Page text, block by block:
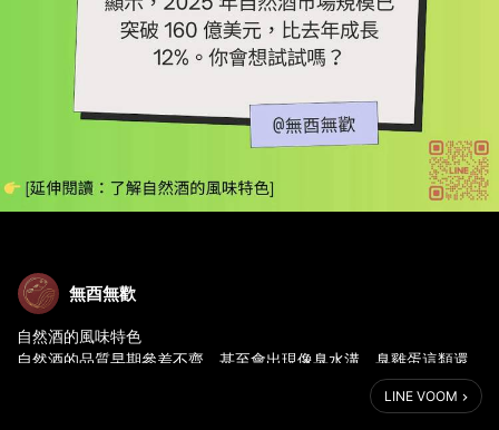
無酉無歡
自然酒的風味特色
自然酒的品質早期參差不齊，甚至會出現像臭水溝、臭雞蛋這類還
原臭。那是因為自然酒幾乎不添加二氧化硫來維持品質，也強調未
過濾完全(因此自然酒常出現許多沉澱物，那是死去的酵母，屬於正
LINE VOOM